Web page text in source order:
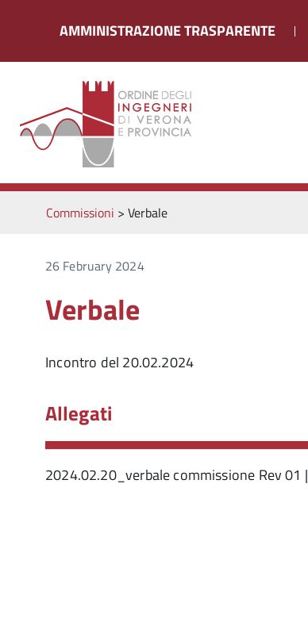
AMMINISTRAZIONE TRASPARENTE
Commissioni > Verbale
26 February 2024
Verbale
Incontro del 20.02.2024
Allegati
2024.02.20_verbale commissione Rev 01 |